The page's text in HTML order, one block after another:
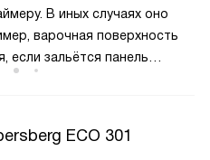
В иных случаях оно
варочная поверхность
если зальётся панель
ECO 301